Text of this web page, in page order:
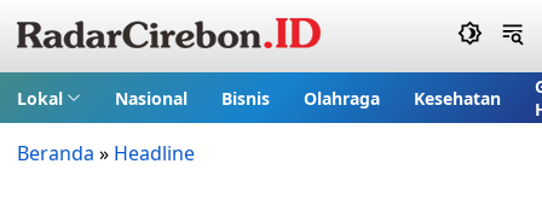
Lokal Nasional Bisnis Olahraga Kesehatan
Beranda » Headline